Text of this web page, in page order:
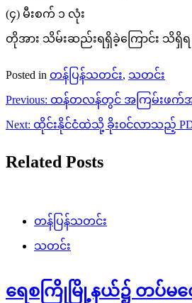
(၄) မီးစက် ၁ လုံး
တိုအား သိမ်းဆည်းရရှိခဲ့ကြောင်း သိရှိရ
Posted in တန်ပြန်သတင်း, သတင်း
Post
navigation
Previous: ထန်တလန်တွင် အကြမ်းဖက်အ
Next: ထိုင်းနိုင်ငံထဲသို့ ခိုး၀င်လာသည့်
Related Posts
တန်ပြန်သတင်း
သတင်း
ရေစကြိုမြို့နယ်၌ တပ်မတ